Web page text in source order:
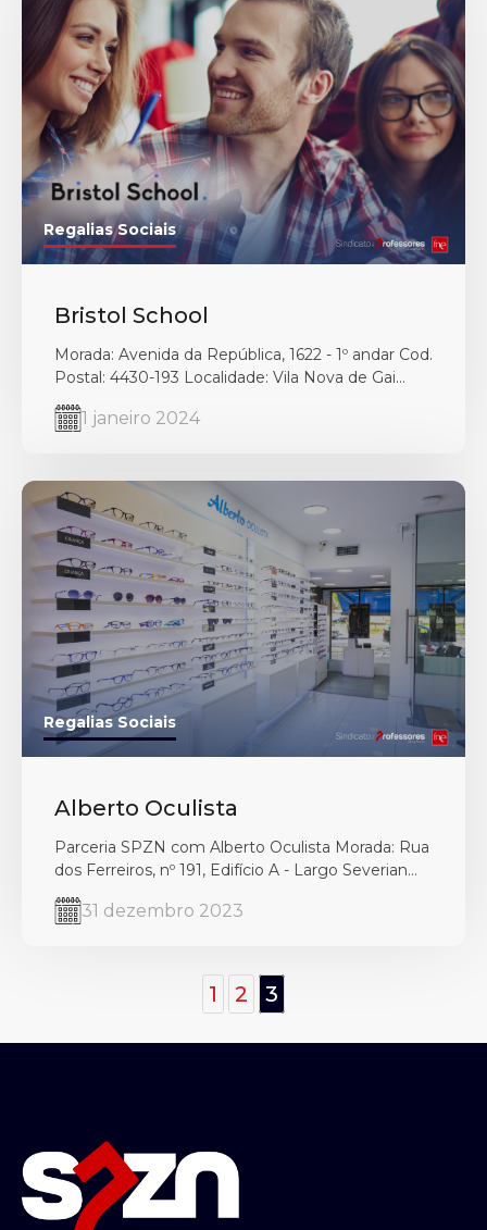
Regalias Sociais
Bristol School
Morada: Avenida da República, 1622 - 1º andar Cod.
Postal: 4430-193 Localidade: Vila Nova de Gai...
1 janeiro 2024
Regalias Sociais
Alberto Oculista
Parceria SPZN com Alberto Oculista Morada: Rua
dos Ferreiros, nº 191, Edifício A - Largo Severian...
31 dezembro 2023
1 2 3